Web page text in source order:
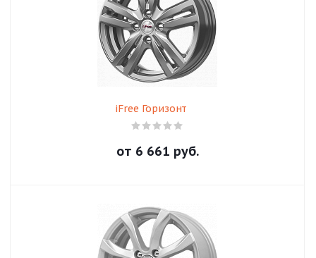
iFree Горизонт
от 6 661 руб.